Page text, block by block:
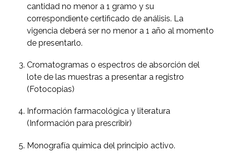
cantidad no menor a 1 gramo y su
correspondiente certificado de análisis. La
vigencia deberá ser no menor a 1 año al momento
de presentarlo.
Cromatogramas o espectros de absorción del
lote de las muestras a presentar a registro
(Fotocopias)
Información farmacológica y literatura
(Información para prescribir)
Monografía química del principio activo.